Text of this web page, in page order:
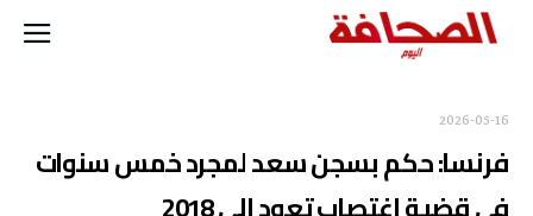
2026-05-16
فرنسا: حكم بسجن سعد لمجرد خمس سنوات